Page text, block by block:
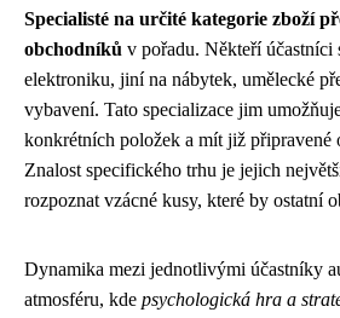
Specialisté na určité kategorie zboží
obchodníků v pořadu. Někteří účastníci
elektroniku, jiní na nábytek, umělecké
vybavení. Tato specializace jim
konkrétních položek a mít již připravené
Znalost specifického trhu je jejich
rozpoznat vzácné kusy, které by ostatní
Dynamika mezi jednotlivými účastníky
atmosféru, kde psychologická hra a